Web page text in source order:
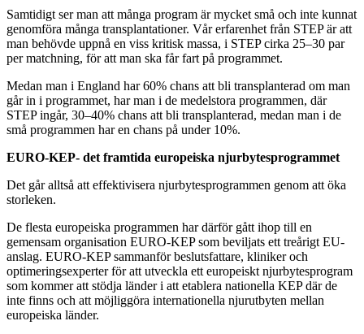
Samtidigt ser man att många program är mycket små och inte kunnat
genomföra många transplantationer. Vår erfarenhet från STEP är att
man behövde uppnå en viss kritisk massa, i STEP cirka 25–30 par
per matchning, för att man ska får fart på programmet.
Medan man i England har 60% chans att bli transplanterad om man
går in i programmet, har man i de medelstora programmen, där
STEP ingår, 30–40% chans att bli transplanterad, medan man i de
små programmen har en chans på under 10%.
EURO-KEP- det framtida europeiska njurbytesprogrammet
Det går alltså att effektivisera njurbytesprogrammen genom att öka
storleken.
De flesta europeiska programmen har därför gått ihop till en
gemensam organisation EURO-KEP som beviljats ett treårigt EU-
anslag. EURO-KEP sammanför beslutsfattare, kliniker och
optimeringsexperter för att utveckla ett europeiskt njurbytesprogram
som kommer att stödja länder i att etablera nationella KEP där de
inte finns och att möjliggöra internationella njurutbyten mellan
europeiska länder.